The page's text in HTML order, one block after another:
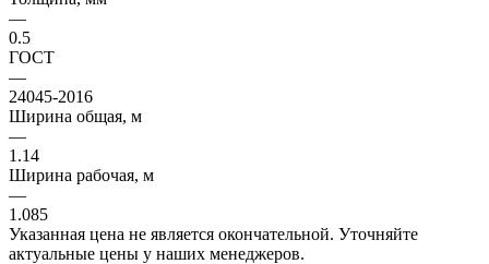
—
0.5
ГОСТ
—
24045-2016
Ширина общая, м
—
1.14
Ширина рабочая, м
—
1.085
Указанная цена не является окончательной. Уточняйте
актуальные цены у наших менеджеров.